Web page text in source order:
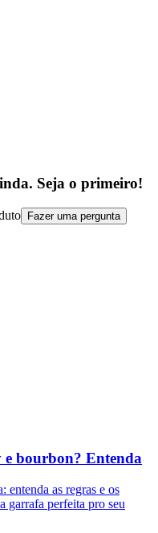
Seja o primeiro!
Fazer uma pergunta
e bourbon? Entenda
entenda as regras e os
garrafa perfeita pro seu